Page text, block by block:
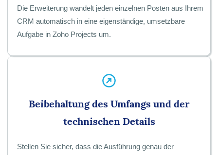
Die Erweiterung wandelt jeden einzelnen Posten aus Ihrem
CRM automatisch in eine eigenständige, umsetzbare
Aufgabe in Zoho Projects um.
Beibehaltung des Umfangs und der
technischen Details
Stellen Sie sicher, dass die Ausführung genau der